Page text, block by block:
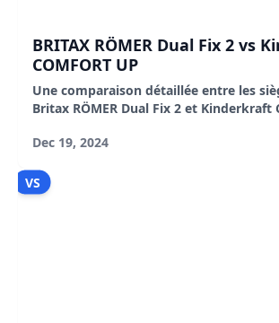
BRITAX RÖMER Dual Fix 2 vs
COMFORT UP
Une comparaison détaillée entre les
Britax RÖMER Dual Fix 2 et Kinderkraft
et inconvénients.
Dec 19, 2024
VS